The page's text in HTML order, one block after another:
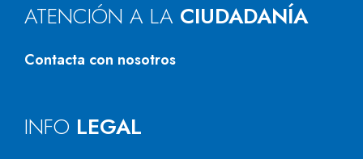
ATENCIÓN A LA CIUDADANÍA
Contacta con nosotros
INFO LEGAL